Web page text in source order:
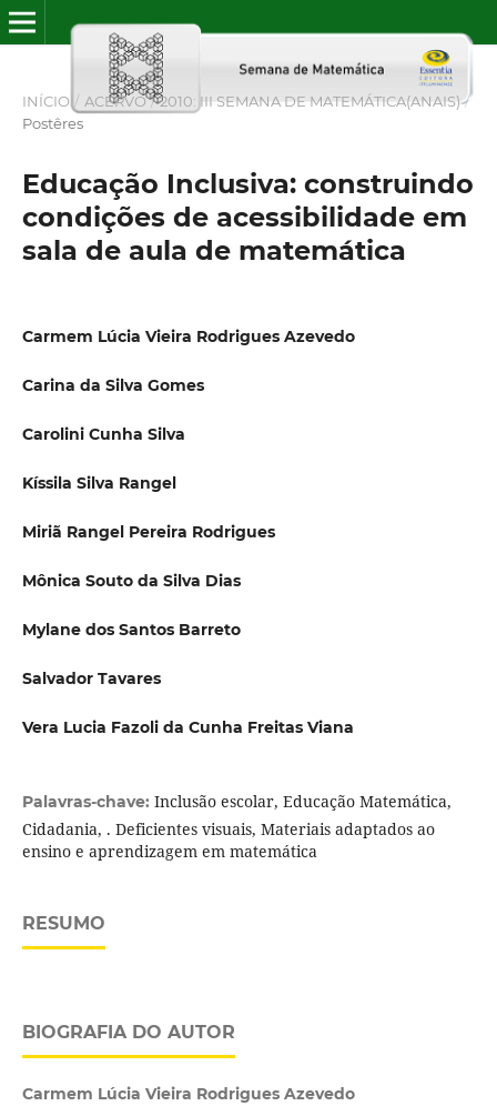
INÍCIO / ACERVO / 2010: III SEMANA DE MATEMÁTICA(ANAIS) /
Postêres
Educação Inclusiva: construindo
condições de acessibilidade em
sala de aula de matemática
Carmem Lúcia Vieira Rodrigues Azevedo
Carina da Silva Gomes
Carolini Cunha Silva
Kíssila Silva Rangel
Miriã Rangel Pereira Rodrigues
Mônica Souto da Silva Dias
Mylane dos Santos Barreto
Salvador Tavares
Vera Lucia Fazoli da Cunha Freitas Viana
Palavras-chave: Inclusão escolar, Educação Matemática,
Cidadania, . Deficientes visuais, Materiais adaptados ao
ensino e aprendizagem em matemática
RESUMO
BIOGRAFIA DO AUTOR
Carmem Lúcia Vieira Rodrigues Azevedo